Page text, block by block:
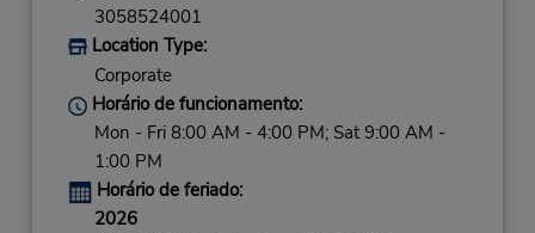
3058524001
Location Type:
Corporate
Horário de funcionamento:
Mon - Fri 8:00 AM - 4:00 PM; Sat 9:00 AM -
1:00 PM
Horário de feriado:
2026